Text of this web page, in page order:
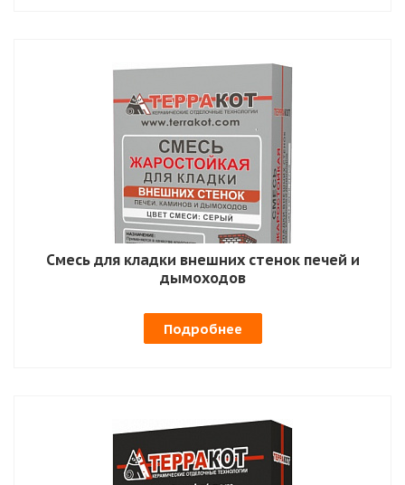
Смесь для кладки внешних стенок печей и
дымоходов
Подробнее